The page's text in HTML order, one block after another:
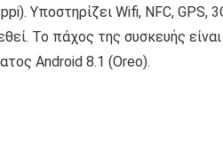
Υποστηρίζει Wifi, NFC, GPS,
Το πάχος της συσκευής
Android 8.1 (Oreo).